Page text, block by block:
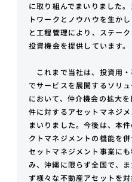
に取り組んでまいりました
トワークとノウハウを生か
と工程管理により、ステー
投資機会を提供しています。
これまで当社は、投資用
でサービスを展開するソリ
において、仲介機会の拡大
件に対するアセットマネジ
まいりました。今後は、本
クトマネジメントの機能を
セットマネジメント事業に
み、沖縄に限らず全国で、
ず様々な不動産アセットを